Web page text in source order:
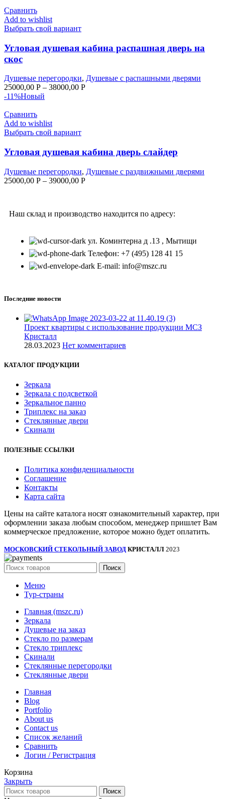
Сравнить
Add to wishlist
Выбрать свой вариант
Угловая душевая кабина распашная дверь на
скос
Душевые перегородки, Душевые с распашными дверями
25000,00 Р – 38000,00 Р
-11%Новый
Сравнить
Add to wishlist
Выбрать свой вариант
Угловая душевая кабина дверь слайдер
Душевые перегородки, Душевые с раздвижными дверями
25000,00 Р – 39000,00 Р
Наш склад и производство находится по адресу:
ул. Коминтерна д .13 , Мытищи
Телефон: +7 (495) 128 41 15
E-mail: info@mszc.ru
Последние новости
Проект квартиры с использование продукции МСЗ
Кристалл
28.03.2023 Нет комментариев
КАТАЛОГ ПРОДУКЦИИ
Зеркала
Зеркала с подсветкой
Зеркальное панно
Триплекс на заказ
Стеклянные двери
Скинали
ПОЛЕЗНЫЕ ССЫЛКИ
Политика конфиденциальности
Соглашение
Контакты
Карта сайта
Цены на сайте каталога носят ознакомительный характер, при
оформлении заказа любым способом, менеджер пришлет Вам
коммерческое предложение, которое можно будет оплатить.
МОСКОВСКИЙ СТЕКОЛЬНЫЙ ЗАВОД КРИСТАЛЛ 2023
Поиск
Меню
Тур-страны
Главная (mszc.ru)
Зеркала
Душевые на заказ
Стекло по размерам
Стекло триплекс
Скинали
Стеклянные перегородки
Стеклянные двери
Главная
Blog
Portfolio
About us
Contact us
Список желаний
Сравнить
Логин / Регистрация
Корзина
Закрыть
Поиск